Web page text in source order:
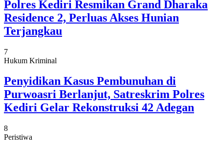
Polres Kediri Resmikan Grand Dharaka
Residence 2, Perluas Akses Hunian
Terjangkau
7
Hukum Kriminal
Penyidikan Kasus Pembunuhan di
Purwoasri Berlanjut, Satreskrim Polres
Kediri Gelar Rekonstruksi 42 Adegan
8
Peristiwa